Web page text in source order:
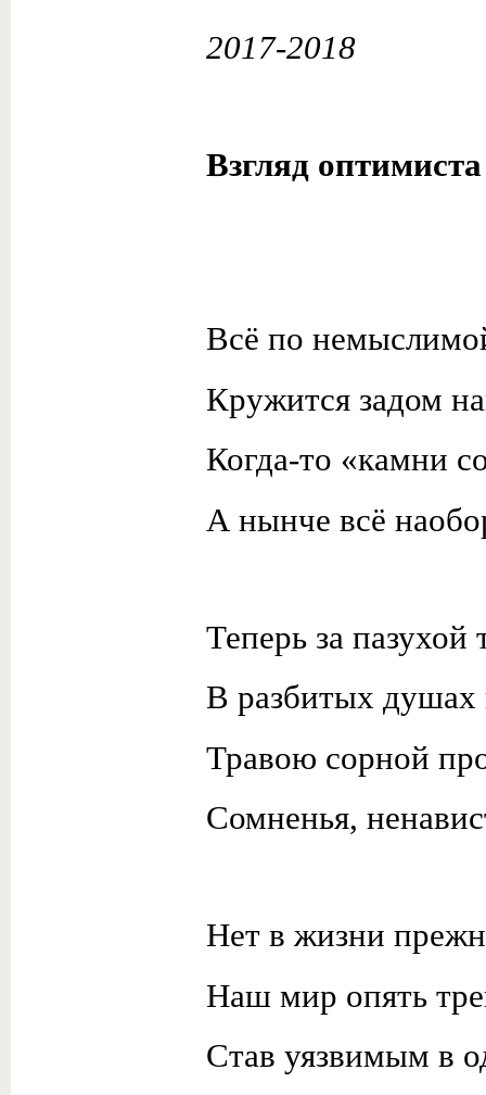
2017-2018
Взгляд оптимиста
Всё по
Кружится задом
Когда-то «камни
А нынче всё
Теперь за пазухой
В разбитых душах
Травою сорной
Сомненья,
Нет в жизни
Наш мир опять
Став уязвимым в